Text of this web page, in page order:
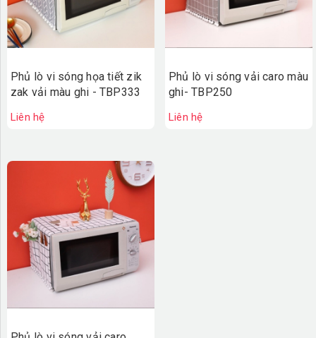
Phủ lò vi sóng họa tiết zik
zak vải màu ghi - TBP333
Liên hệ
Phủ lò vi sóng vải caro màu
ghi- TBP250
Liên hệ